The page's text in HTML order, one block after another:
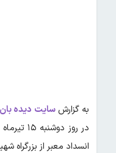
به گزارشسایت دیده بان
در روز
انسداد معبر از